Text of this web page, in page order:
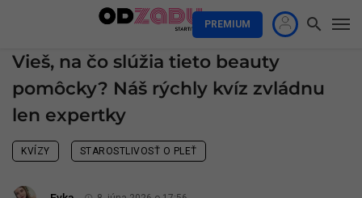
PREMIUM
Vieš, na čo slúžia tieto beauty
pomôcky? Náš rýchly kvíz zvládnu
len expertky
KVÍZY STAROSTLIVOSŤ O PLEŤ